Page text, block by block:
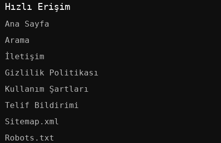
Hızlı Erişim
Ana Sayfa
Arama
İletişim
Gizlilik Politikası
Kullanım Şartları
Telif Bildirimi
Sitemap.xml
Robots.txt